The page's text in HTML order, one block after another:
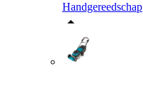
Handgereedschap